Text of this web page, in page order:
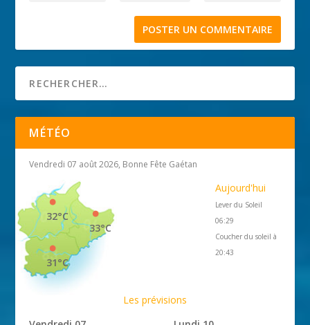
MÉTÉO
Vendredi 07 août 2026, Bonne Fête Gaétan
33°C
32°C
31°C
Aujourd'hui
Lever du Soleil
06:29
Coucher du soleil à
20:43
Les prévisions